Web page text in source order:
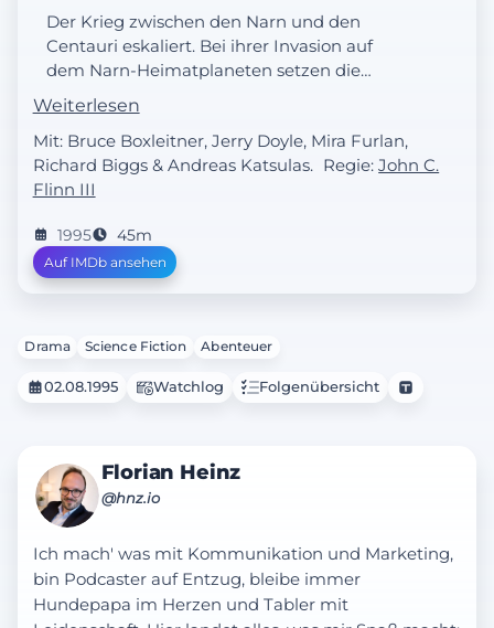
Der Krieg zwischen den Narn und den
Centauri eskaliert. Bei ihrer Invasion auf
dem Narn-Heimatplaneten setzen die
Centauri verbotene Massebeschleuniger
ein. G’Kar muss Sheridan um Asyl auf
Babylon 5 bitten.
Weiterlesen
Mit: Bruce Boxleitner, Jerry Doyle, Mira Furlan,
Richard Biggs & Andreas Katsulas. Regie:John C.
Flinn III
1995 45m
Auf IMDb ansehen
Drama Science Fiction Abenteuer
02.08.1995 Watchlog Folgenübersicht
Florian Heinz
@hnz.io
Ich mach' was mit Kommunikation und Marketing,
bin Podcaster auf Entzug, bleibe immer
Hundepapa im Herzen und Tabler mit